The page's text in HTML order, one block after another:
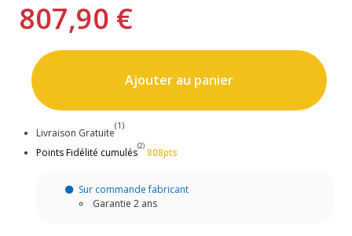
807,90 €
Ajouter au panier
Livraison Gratuite
(1)
Points Fidélité cumulés
(2)
808pts
Sur commande fabricant
Garantie 2 ans